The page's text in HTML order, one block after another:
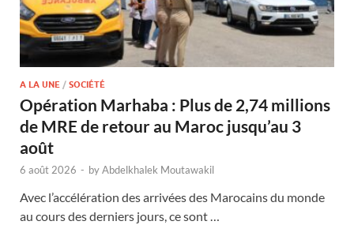
A LA UNE / SOCIÉTÉ
Opération Marhaba : Plus de 2,74 millions
de MRE de retour au Maroc jusqu’au 3
août
6 août 2026 - byAbdelkhalek Moutawakil
Avec l’accélération des arrivées des Marocains du monde
au cours des derniers jours, ce sont …